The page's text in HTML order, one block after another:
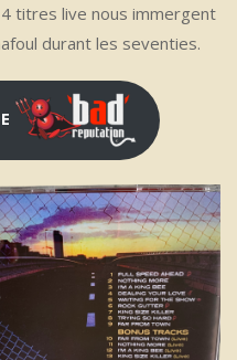
titres live nous immergent
durant les seventies.